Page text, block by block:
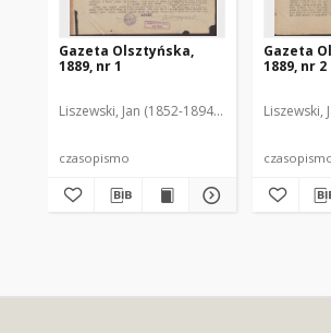
Gazeta Olsztyńska,
1889, nr 1
Liszewski, Jan (1852-1894). Red.
czasopismo
Gazeta
1889, nr 2
Liszewski,